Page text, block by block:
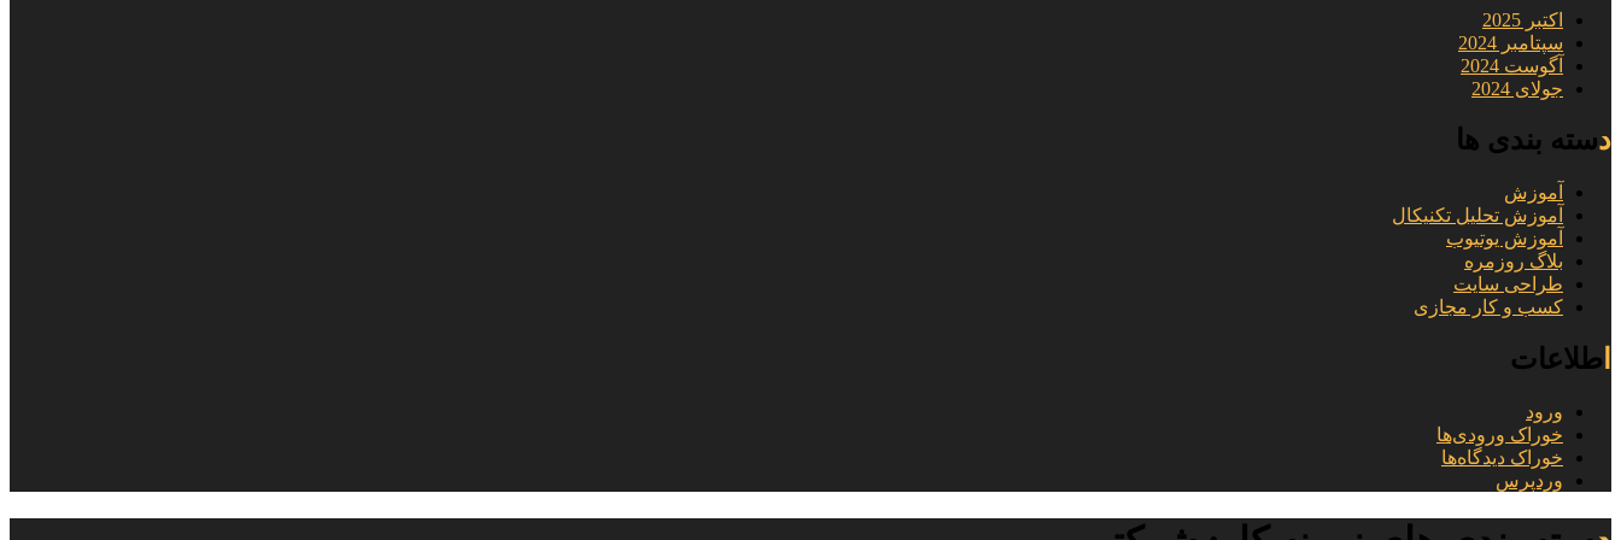
اکتبر 2025
سپتامبر 2024
آگوست 2024
جولای 2024
دسته بندی ها
آموزش
آموزش تحلیل تکنیکال
آموزش یوتیوب
بلاگ روزمره
طراحی سایت
کسب و کار مجازی
اطلاعات
ورود
خوراک ورودی‌ها
خوراک دیدگاه‌ها
وردپرس